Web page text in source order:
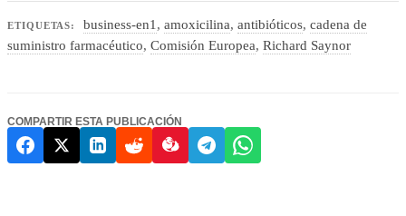
ETIQUETAS: business-en1, amoxicilina, antibióticos, cadena de
suministro farmacéutico, Comisión Europea, Richard Saynor
COMPARTIR ESTA PUBLICACIÓN